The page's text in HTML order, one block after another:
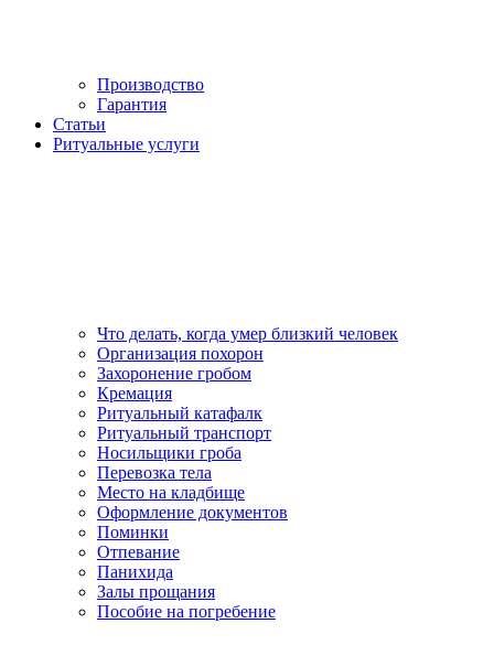
Производство
Гарантия
Статьи
Ритуальные услуги
Что делать, когда умер близкий человек
Организация похорон
Захоронение гробом
Кремация
Ритуальный катафалк
Ритуальный транспорт
Носильщики гроба
Перевозка тела
Место на кладбище
Оформление документов
Поминки
Отпевание
Панихида
Залы прощания
Пособие на погребение